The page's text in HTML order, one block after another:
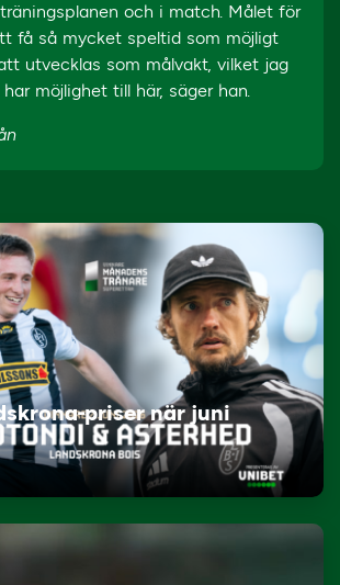
och i match. Målet för
få så mycket speltid som möjligt
utvecklas som målvakt, vilket jag
möjlighet till här, säger han.
priser när juni